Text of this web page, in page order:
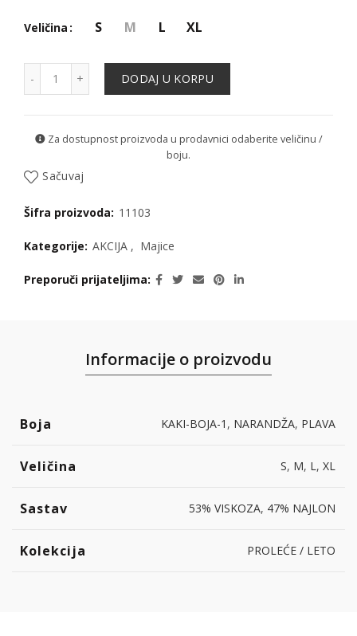
Veličina S M L XL
DODAJ U KORPU
Za dostupnost proizvoda u prodavnici odaberite veličinu /
boju.
Sačuvaj
Šifra proizvoda: 11103
Kategorije: AKCIJA , Majice
Preporuči prijateljima
Informacije o proizvodu
Boja KAKI-BOJA-1 , NARANDŽA, PLAVA
Veličina S, M, L, XL
Sastav 53% VISKOZA, 47% NAJLON
Kolekcija PROLEĆE / LETO